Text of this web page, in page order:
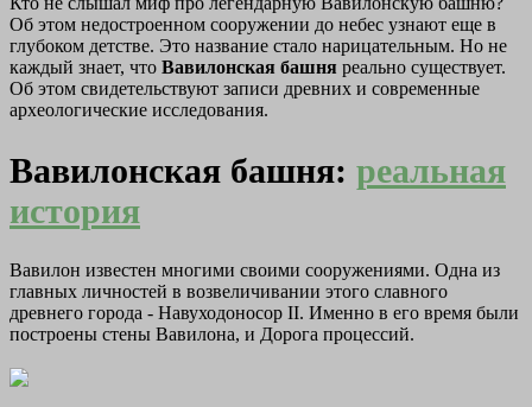
Об этом недостроенном сооружении до небес узнают еще в
глубоком детстве. Это название стало нарицательным. Но не
каждый знает, что Вавилонская башня реально существует.
Об этом свидетельствуют записи древних и современные
археологические исследования.
Вавилонская башня: реальная
история
Вавилон известен многими своими сооружениями. Одна из
главных личностей в возвеличивании этого славного
древнего города - Навуходоносор II. Именно в его время были
построены стены Вавилона, и Дорога процессий.